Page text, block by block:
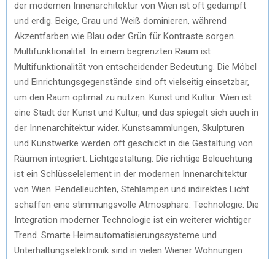
der modernen Innenarchitektur von Wien ist oft gedämpft
und erdig. Beige, Grau und Weiß dominieren, während
Akzentfarben wie Blau oder Grün für Kontraste sorgen.
Multifunktionalität: In einem begrenzten Raum ist
Multifunktionalität von entscheidender Bedeutung. Die Möbel
und Einrichtungsgegenstände sind oft vielseitig einsetzbar,
um den Raum optimal zu nutzen. Kunst und Kultur: Wien ist
eine Stadt der Kunst und Kultur, und das spiegelt sich auch in
der Innenarchitektur wider. Kunstsammlungen, Skulpturen
und Kunstwerke werden oft geschickt in die Gestaltung von
Räumen integriert. Lichtgestaltung: Die richtige Beleuchtung
ist ein Schlüsselelement in der modernen Innenarchitektur
von Wien. Pendelleuchten, Stehlampen und indirektes Licht
schaffen eine stimmungsvolle Atmosphäre. Technologie: Die
Integration moderner Technologie ist ein weiterer wichtiger
Trend. Smarte Heimautomatisierungssysteme und
Unterhaltungselektronik sind in vielen Wiener Wohnungen